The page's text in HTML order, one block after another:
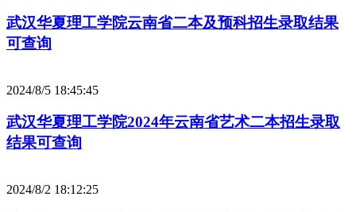
武汉华夏理工学院云南省二本及预科招生录取结果
可查询
2024/8/5 18:45:45
武汉华夏理工学院2024年云南省艺术二本招生录取
结果可查询
2024/8/2 18:12:25